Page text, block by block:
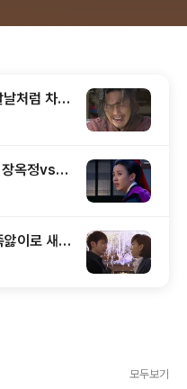
처럼 차갑
옥정vs위
이로 새로
모두보기